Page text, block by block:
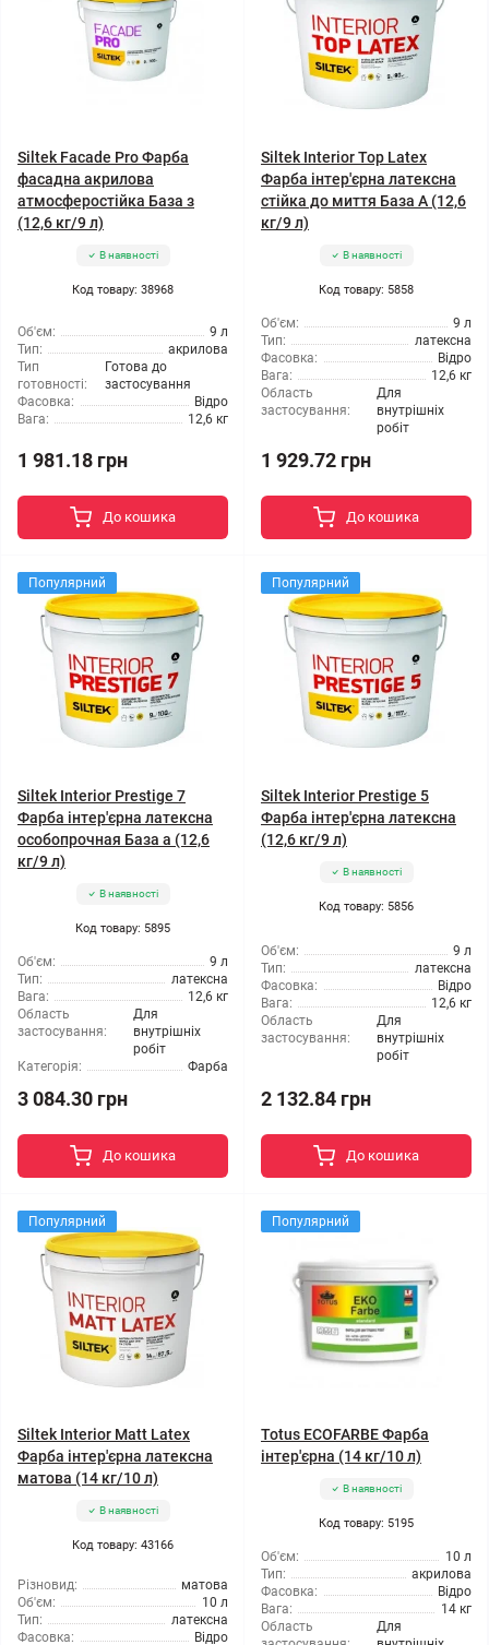
Siltek Facade Pro Фарба
фасадна акрилова
атмосферостійка База з
(12,6 кг/9 л)
В наявності
Код товару: 38968
Об'єм:
9 л
Тип:
акрилова
Тип
готовності:
Готова до
застосування
Фасовка:
Відро
Вага:
12,6 кг
1 981.18 грн
До кошика
Siltek Interior Top Latex
Фарба інтер'єрна латексна
стійка до миття База А (12,6
кг/9 л)
В наявності
Код товару: 5858
Об'єм:
9 л
Тип:
латексна
Фасовка:
Відро
Вага:
12,6 кг
Область
застосування:
Для
внутрішніх
робіт
1 929.72 грн
До кошика
Популярний
Siltek Interior Prestige 7
Фарба інтер'єрна латексна
особопрочная База а (12,6
кг/9 л)
В наявності
Код товару: 5895
Об'єм:
9 л
Тип:
латексна
Вага:
12,6 кг
Область
застосування:
Для
внутрішніх
робіт
Категорія:
Фарба
3 084.30 грн
До кошика
Популярний
Siltek Interior Prestige 5
Фарба інтер'єрна латексна
(12,6 кг/9 л)
В наявності
Код товару: 5856
Об'єм:
9 л
Тип:
латексна
Фасовка:
Відро
Вага:
12,6 кг
Область
застосування:
Для
внутрішніх
робіт
2 132.84 грн
До кошика
Популярний
Siltek Interior Matt Latex
Фарба інтер'єрна латексна
матова (14 кг/10 л)
В наявності
Код товару: 43166
Різновид:
матова
Об'єм:
10 л
Тип:
латексна
Фасовка:
Відро
Популярний
Totus ECOFARBE Фарба
інтер'єрна (14 кг/10 л)
В наявності
Код товару: 5195
Об'єм:
10 л
Тип:
акрилова
Фасовка:
Відро
Вага:
14 кг
Область
Для